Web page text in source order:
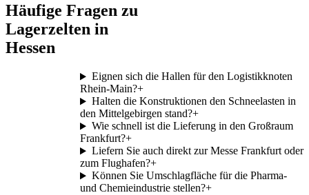
Häufige Fragen zu
Lagerzelten in
Hessen
Eignen sich die Hallen für den Logistikknoten
Rhein-Main?+
Halten die Konstruktionen den Schneelasten in
den Mittelgebirgen stand?+
Wie schnell ist die Lieferung in den Großraum
Frankfurt?+
Liefern Sie auch direkt zur Messe Frankfurt oder
zum Flughafen?+
Können Sie Umschlagfläche für die Pharma-
und Chemieindustrie stellen?+